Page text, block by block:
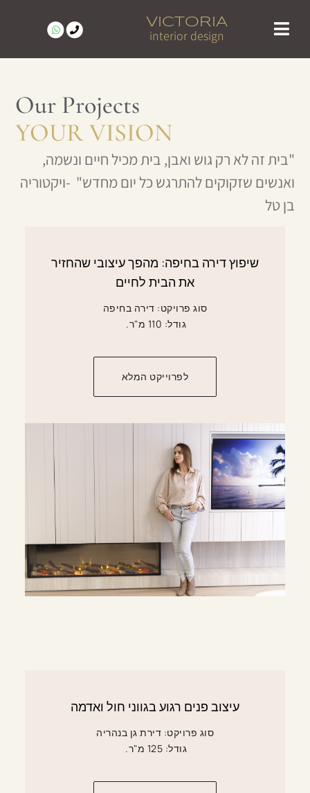
VICTORIA
interior design
Our Projects
YOUR VISION
"בית זה לא רק גוש ואבן, בית מכיל חיים ונשמה,
ואנשים שזקוקים להתרגש כל יום מחדש" -ויקטוריה
בן טל
שיפוץ דירה בחיפה: מהפך עיצובי שהחזיר
את הבית לחיים
סוג פרויקט: דירה בחיפה
גודל: 110 מ"ר.
לפרוייקט המלא
עיצוב פנים רגוע בגווני חול ואדמה
סוג פרויקט: דירת גן בנהריה
גודל: 125 מ"ר.